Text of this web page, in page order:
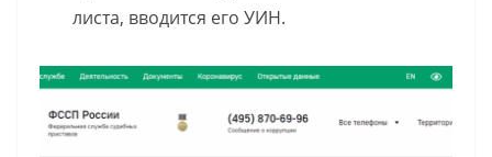
листа, вводится его УИН.